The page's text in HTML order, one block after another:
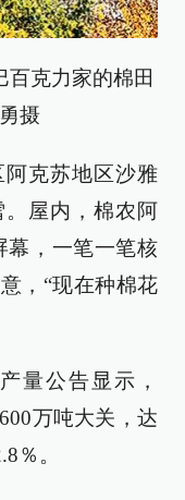
百克力家的棉田
摄
克苏地区沙雅
屋内，棉农阿
幕，一笔一笔核
，“现在种棉花
量公告显示，
万吨大关，达
％。